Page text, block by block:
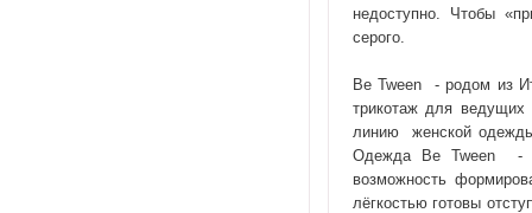
недоступно. Чтобы
серого.
Be Tween- родом из
трикотаж для
линию
женской
Одежда Be Tween
-
возможность
лёгкостью готовы